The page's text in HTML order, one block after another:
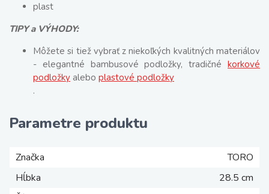
plast
TIPY a VÝHODY:
Môžete si tiež vybrať z niekoľkých kvalitných materiálov
- elegantné bambusové podložky, tradičné korkové
podložky alebo plastové podložky
.
Parametre produktu
Značka
TORO
Hĺbka
28.5 cm